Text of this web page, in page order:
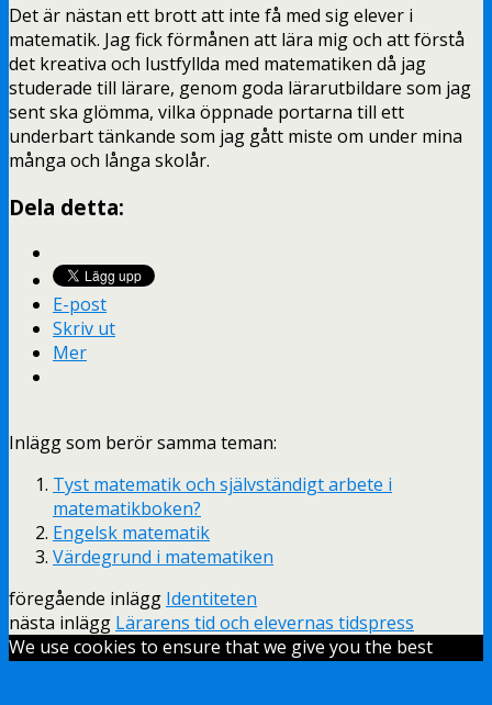
Det är nästan ett brott att inte få med sig elever i
matematik. Jag fick förmånen att lära mig och att förstå
det kreativa och lustfyllda med matematiken då jag
studerade till lärare, genom goda lärarutbildare som jag
sent ska glömma, vilka öppnade portarna till ett
underbart tänkande som jag gått miste om under mina
många och långa skolår.
Dela detta:
E-post
Skriv ut
Mer
Inlägg som berör samma teman:
Tyst matematik och självständigt arbete i
matematikboken?
Engelsk matematik
Värdegrund i matematiken
föregående inlägg Identiteten
nästa inlägg Lärarens tid och elevernas tidspress
We use cookies to ensure that we give you the best